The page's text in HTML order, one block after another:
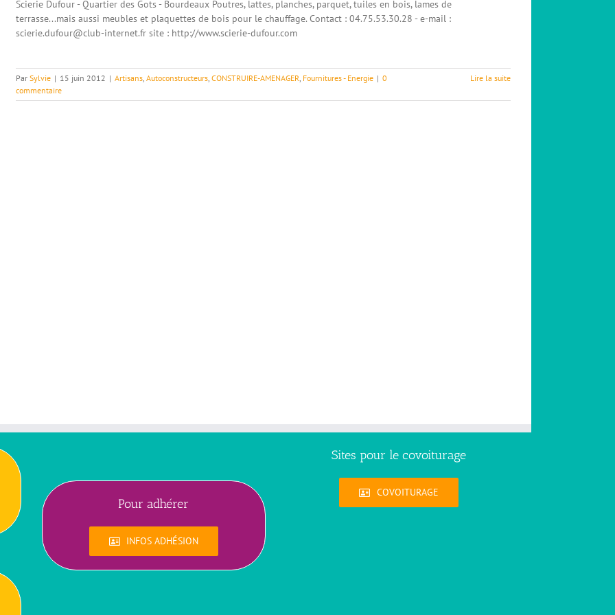
Scierie Dufour - Quartier des Gots - Bourdeaux Poutres, lattes, planches, parquet, tuiles en bois, lames de
terrasse...mais aussi meubles et plaquettes de bois pour le chauffage. Contact : 04.75.53.30.28 - e-mail :
scierie.dufour@club-internet.fr site : http://www.scierie-dufour.com
ParSylvie | 15 juin 2012 | Artisans ,Autoconstructeurs ,CONSTRUIRE-AMENAGER Fournitures - Energie | 0
commentaire
Lire la suite
Pour adhérer
INFOS ADHÉSION
Sites pour le covoiturage
COVOITURAGE